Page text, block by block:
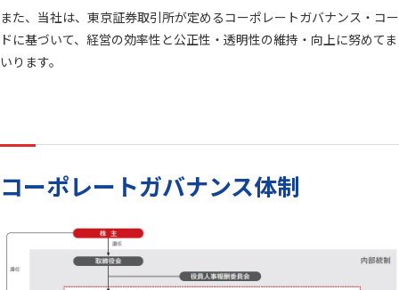
サステナビリティ
愛三工業のマテリアリティ 統合報告書
ENVIRONMENT 環境
GOVERNANCE ガバナンス
また、当社は、東京証券取引所が定めるコーポレートガバナンス・コー
ドに基づいて、経営の効率性と公正性・透明性の維持・向上に努めてま
いります。
コーポレートガバナンス体制